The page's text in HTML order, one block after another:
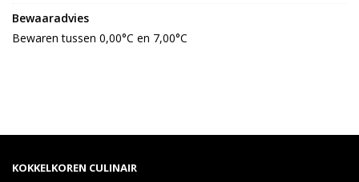
gist], citrusvezel], kruiden [zout, koriander, peper, gember,
foelie, nootmuskaat, kardemom, chili, marjolein]
Bewaaradvies
Bewaren tussen 0,00°C en 7,00°C
KOKKELKOREN CULINAIR